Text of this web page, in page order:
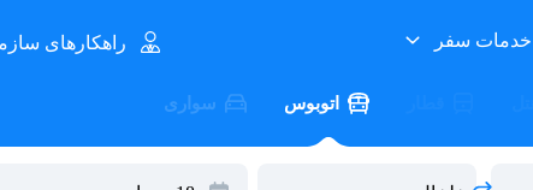
خدمات سفر راهکارهای
اتوبوس سواری